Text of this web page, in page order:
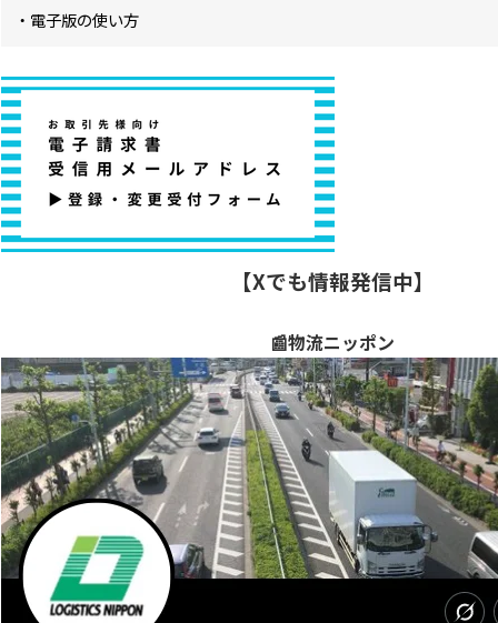
・電子版の使い方
【Xでも情報発信中】
📰物流ニッポン